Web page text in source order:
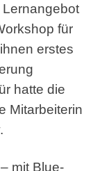
für
erstes
hatte die
Mitarbeiterin
mit Blue-